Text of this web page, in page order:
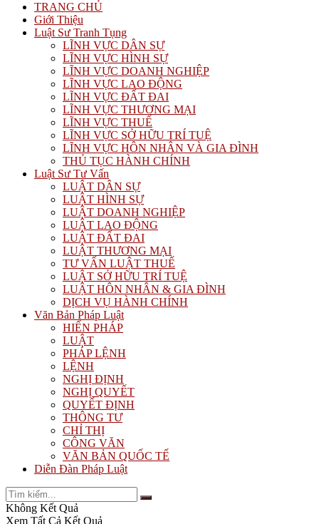
TRANG CHỦ
Giới Thiệu
Luật Sư Tranh Tụng
LĨNH VỰC DÂN SỰ
LĨNH VỰC HÌNH SỰ
LĨNH VỰC DOANH NGHIỆP
LĨNH VỰC LAO ĐỘNG
LĨNH VỰC ĐẤT ĐAI
LĨNH VỰC THƯƠNG MẠI
LĨNH VỰC THUẾ
LĨNH VỰC SỞ HỮU TRÍ TUỆ
LĨNH VỰC HÔN NHÂN VÀ GIA ĐÌNH
THỦ TỤC HÀNH CHÍNH
Luật Sư Tư Vấn
LUẬT DÂN SỰ
LUẬT HÌNH SỰ
LUẬT DOANH NGHIỆP
LUẬT LAO ĐỘNG
LUẬT ĐẤT ĐAI
LUẬT THƯƠNG MẠI
TƯ VẤN LUẬT THUẾ
LUẬT SỞ HỮU TRÍ TUỆ
LUẬT HÔN NHÂN & GIA ĐÌNH
DỊCH VỤ HÀNH CHÍNH
Văn Bản Pháp Luật
HIẾN PHÁP
LUẬT
PHÁP LỆNH
LỆNH
NGHỊ ĐỊNH
NGHỊ QUYẾT
QUYẾT ĐỊNH
THÔNG TƯ
CHỈ THỊ
CÔNG VĂN
VĂN BẢN QUỐC TẾ
Diễn Đàn Pháp Luật
Không Kết Quả
Xem Tất Cả Kết Quả